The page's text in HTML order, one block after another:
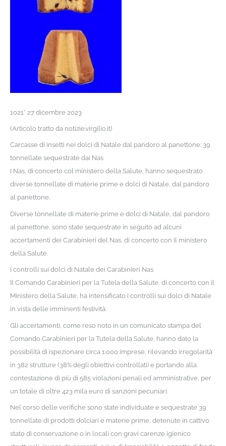
1021* 27 dicembre 2023
(Articolo tratto da notizie.virgilio.it)
Carcasse di insetti nei dolci di Natale dal pandoro al panettone: 39
tonnellate sequestrate dai Nas
I Nas, di concerto col ministero della Salute, hanno sequestrato
diverse tonnellate di materie prime e dolci di Natale, dal pandoro
al panettone.
Diverse tonnellate di materie prime e dolci di Natale, dal pandoro
al panettone, sono state sequestrate in seguito ad alcuni
accertamenti dei Carabinieri del Nas, di concerto con il ministero
della Salute.
I controlli sui dolci di Natale dei Carabinieri Nas
Il Comando Carabinieri per la Tutela della Salute, di concerto con il
Ministero della Salute, ha intensificato i controlli sui dolci di Natale
in vista delle imminenti festività.
Gli accertamenti, come reso noto in un comunicato stampa del
Comando Carabinieri per la Tutela della Salute, hanno dato la
possibilità di ispezionare circa 1.000 imprese, rilevando irregolarità
in 382 strutture (38% degli obiettivi controllati) e portando alla
contestazione di più di 585 violazioni penali ed amministrative, per
un totale di oltre 423 mila euro di sanzioni pecuniari.
Nel corso delle verifiche sono state individuate e sequestrate 39
tonnellate di prodotti dolciari e materie prime, detenute in cattivo
stato di conservazione o in locali con gravi carenze igienico